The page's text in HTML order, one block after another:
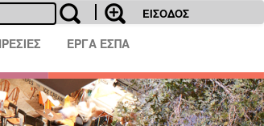
ΕΙΣΟΔΟΣ
ΕΡΓΑ ΕΣΠΑ